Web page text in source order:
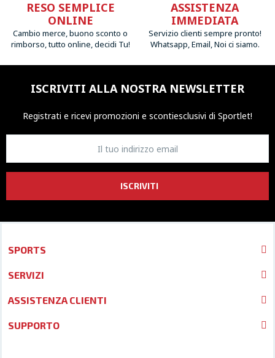
RESO SEMPLICE
ONLINE
Cambio merce, buono sconto o
rimborso, tutto online, decidi Tu!
ASSISTENZA
IMMEDIATA
Servizio clienti sempre pronto!
Whatsapp, Email, Noi ci siamo.
ISCRIVITI ALLA NOSTRA NEWSLETTER
Registrati e ricevi promozioni e scontiesclusivi di Sportlet!
ISCRIVITI
SPORTS
SERVIZI
ASSISTENZA CLIENTI
SUPPORTO